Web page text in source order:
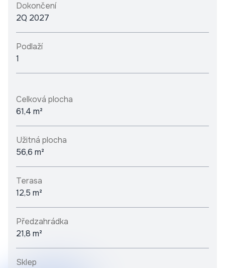
Dokončení
2Q 2027
Podlaží
1
Celková plocha
61,4 m²
Užitná plocha
56,6 m²
Terasa
12,5 m²
Předzahrádka
21,8 m²
Sklep